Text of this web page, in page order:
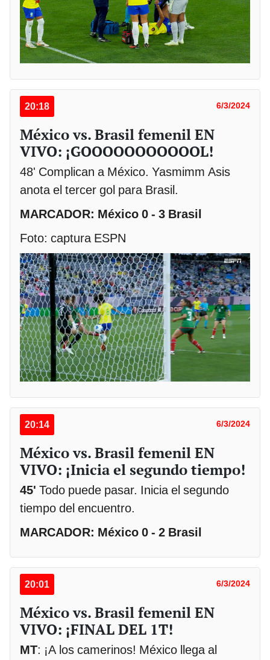
20:18 6/3/2024
México vs. Brasil femenil EN
VIVO: ¡GOOOOOOOOOOOL!
48' Complican a México. Yasmimm Asis
anota el tercer gol para Brasil.
MARCADOR: México 0 - 3 Brasil
Foto: captura ESPN
20:14 6/3/2024
México vs. Brasil femenil EN
VIVO: ¡Inicia el segundo tiempo!
45' Todo puede pasar. Inicia el segundo
tiempo del encuentro.
MARCADOR: México 0 - 2 Brasil
20:01 6/3/2024
México vs. Brasil femenil EN
VIVO: ¡FINAL DEL 1T!
MT: ¡A los camerinos! México llega al